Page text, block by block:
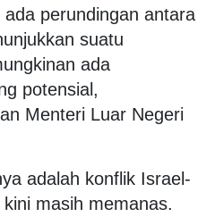
perundingan antara
suatu
ada
potensial,
Menteri Luar Negeri
adalah konflik Israel-
masih memanas.